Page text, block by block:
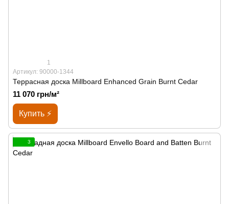
1
Артикул: 90000-1344
Террасная доска Millboard Enhanced Grain Burnt Cedar
11 070 грн/м²
Купить ⚡
3